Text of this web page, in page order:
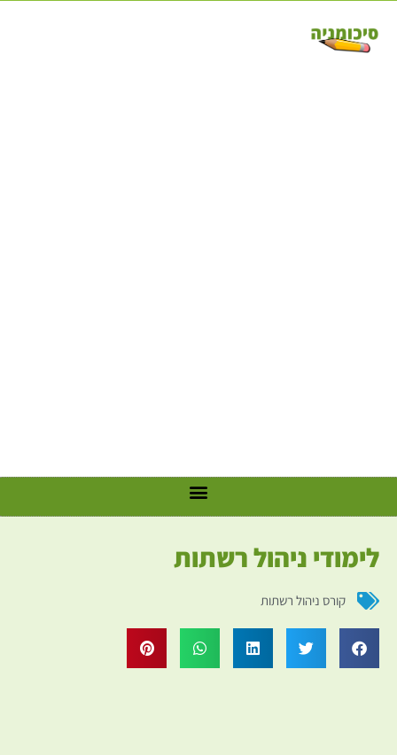
לימודי ניהול רשתות
קורס ניהול רשתות